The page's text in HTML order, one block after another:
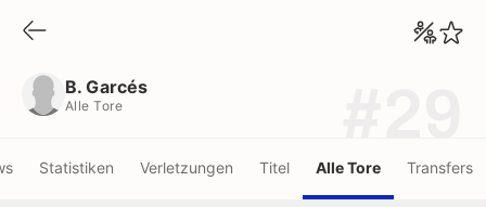
B. Garcés
Alle Tore
Statistiken Verletzungen Titel Alle Tore Transfers